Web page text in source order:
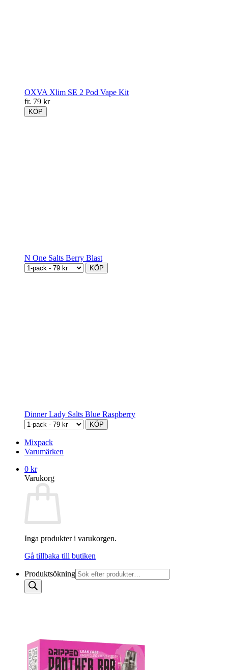
OXVA Xlim SE 2 Pod Vape Kit
fr. 79 kr
KÖP
N One Salts Berry Blast
KÖP
Dinner Lady Salts Blue Raspberry
KÖP
Mixpack
Varumärken
0 kr
Varukorg
Inga produkter i varukorgen.
Gå tillbaka till butiken
Produktsökning